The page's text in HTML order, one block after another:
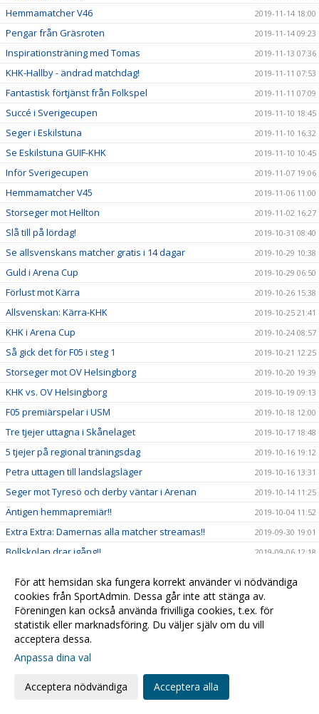
Hemmamatcher V46 2019-11-14 18:00
Pengar från Gräsroten 2019-11-14 09:23
Inspirationsträning med Tomas 2019-11-13 07:36
KHK-Hallby - ändrad matchdag! 2019-11-11 07:53
Fantastisk förtjänst från Folkspel 2019-11-11 07:09
Succé i Sverigecupen 2019-11-10 18:45
Seger i Eskilstuna 2019-11-10 16:32
Se Eskilstuna GUIF-KHK 2019-11-10 10:45
Inför Sverigecupen 2019-11-07 19:06
Hemmamatcher V45 2019-11-06 11:00
Storseger mot Hellton 2019-11-02 16:27
Slå till på lördag! 2019-10-31 08:40
Se allsvenskans matcher gratis i 14 dagar 2019-10-29 10:38
Guld i Arena Cup 2019-10-29 06:50
Förlust mot Kärra 2019-10-26 15:38
Allsvenskan: Kärra-KHK 2019-10-25 21:41
KHK i Arena Cup 2019-10-24 08:57
Så gick det för F05 i steg 1 2019-10-21 12:25
Storseger mot OV Helsingborg 2019-10-20 19:39
KHK vs. OV Helsingborg 2019-10-19 09:13
F05 premiärspelar i USM 2019-10-18 12:00
Tre tjejer uttagna i Skånelaget 2019-10-17 18:48
5 tjejer på regional träningsdag 2019-10-16 19:12
Petra uttagen till landslagsläger 2019-10-16 13:31
Seger mot Tyresö och derby väntar i Arenan 2019-10-14 11:25
Äntigen hemmapremiär!! 2019-10-04 11:52
Extra Extra: Damernas alla matcher streamas!! 2019-09-30 19:01
Bollskolan drar igång!! 2019-09-06 12:18
Träningsmatcher för Damer A 2019-07-31 13:18
Beachhandboll med F09 2019-07-25 11:19
Framgång i sanden! 2019-07-17 13:00
Mer Partille!
Rapport från Kroatien
För att hemsidan ska fungera korrekt använder vi nödvändiga
cookies från SportAdmin. Dessa går inte att stänga av.
Föreningen kan också använda frivilliga cookies, t.ex. för
statistik eller marknadsföring. Du väljer själv om du vill
acceptera dessa.
Anpassa dina val
Acceptera nödvändiga Acceptera alla